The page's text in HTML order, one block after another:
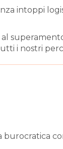
intoppi
i nostri
burocratica